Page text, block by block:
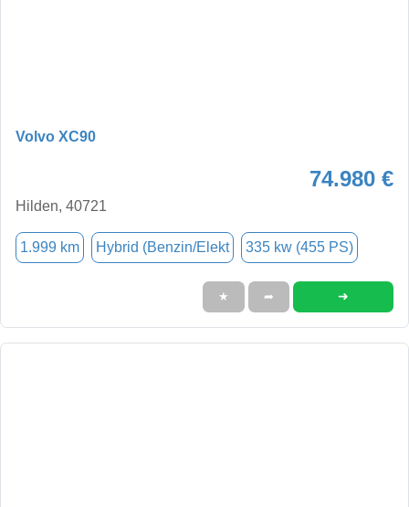
Volvo XC90
74.980 €
Hilden, 40721
1.999 km Hybrid (Benzin/Elekt 335 kw (455 PS)
★ ➦ ➜